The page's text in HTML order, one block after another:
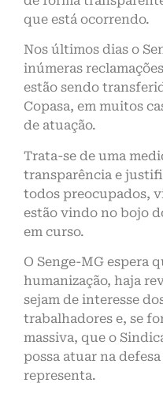
que está ocorrendo.
Nos últimos dias o
inúmeras
estão sendo
Copasa, em muitos
de atuação.
Trata-se de uma
transparência e
todos preocupados,
estão vindo no bojo
em curso.
O Senge-MG espera
humanização, haja
sejam de interesse
trabalhadores e, se
massiva, que o
possa atuar na
representa.